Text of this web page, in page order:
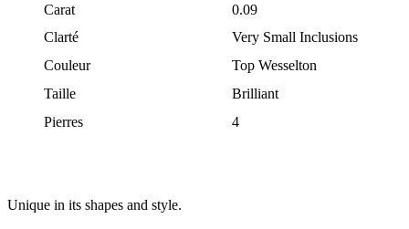
Carat
0.09
Clarté
Very Small Inclusions
Couleur
Top Wesselton
Taille
Brilliant
Pierres
4
Unique in its shapes and style.